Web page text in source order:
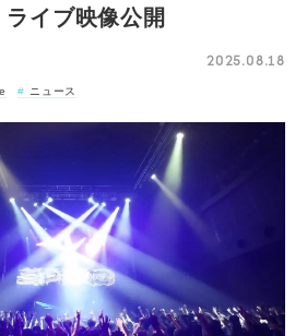
イブ映像公開
2025.08.18
ニュース